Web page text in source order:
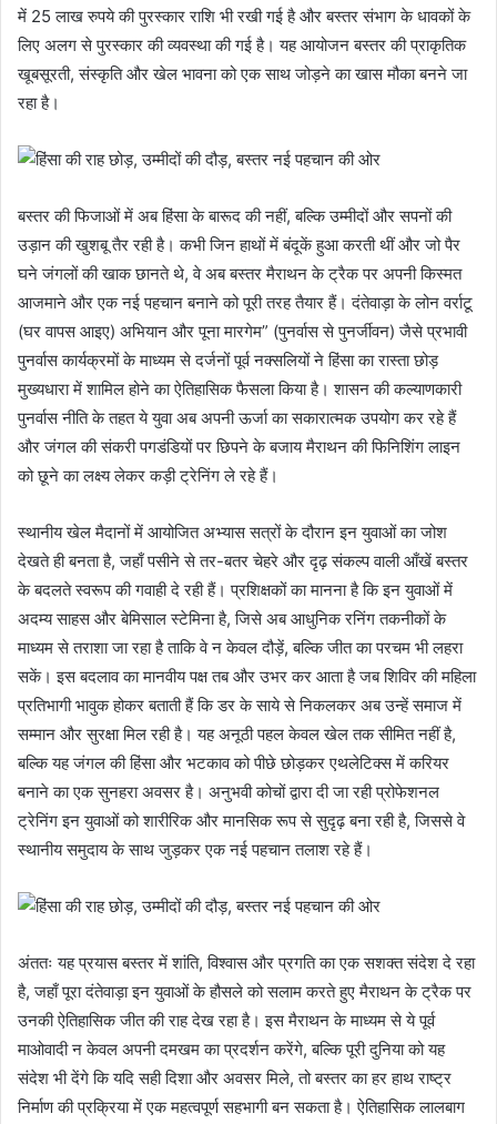
में 25 लाख रुपये की पुरस्कार राशि भी रखी गई है और बस्तर संभाग के धावकों के
लिए अलग से पुरस्कार की व्यवस्था की गई है। यह आयोजन बस्तर की प्राकृतिक
खूबसूरती, संस्कृति और खेल भावना को एक साथ जोड़ने का खास मौका बनने जा
रहा है।
बस्तर की फिजाओं में अब हिंसा के बारूद की नहीं, बल्कि उम्मीदों और सपनों की
उड़ान की खुशबू तैर रही है। कभी जिन हाथों में बंदूकें हुआ करती थीं और जो पैर
घने जंगलों की खाक छानते थे, वे अब बस्तर मैराथन के ट्रैक पर अपनी किस्मत
आजमाने और एक नई पहचान बनाने को पूरी तरह तैयार हैं। दंतेवाड़ा के लोन वर्राटू
(घर वापस आइए) अभियान और पूना मारगेम” (पुनर्वास से पुनर्जीवन) जैसे प्रभावी
पुनर्वास कार्यक्रमों के माध्यम से दर्जनों पूर्व नक्सलियों ने हिंसा का रास्ता छोड़
मुख्यधारा में शामिल होने का ऐतिहासिक फैसला किया है। शासन की कल्याणकारी
पुनर्वास नीति के तहत ये युवा अब अपनी ऊर्जा का सकारात्मक उपयोग कर रहे हैं
और जंगल की संकरी पगडंडियों पर छिपने के बजाय मैराथन की फिनिशिंग लाइन
को छूने का लक्ष्य लेकर कड़ी ट्रेनिंग ले रहे हैं।
स्थानीय खेल मैदानों में आयोजित अभ्यास सत्रों के दौरान इन युवाओं का जोश
देखते ही बनता है, जहाँ पसीने से तर-बतर चेहरे और दृढ़ संकल्प वाली आँखें बस्तर
के बदलते स्वरूप की गवाही दे रही हैं। प्रशिक्षकों का मानना है कि इन युवाओं में
अदम्य साहस और बेमिसाल स्टेमिना है, जिसे अब आधुनिक रनिंग तकनीकों के
माध्यम से तराशा जा रहा है ताकि वे न केवल दौड़ें, बल्कि जीत का परचम भी लहरा
सकें। इस बदलाव का मानवीय पक्ष तब और उभर कर आता है जब शिविर की महिला
प्रतिभागी भावुक होकर बताती हैं कि डर के साये से निकलकर अब उन्हें समाज में
सम्मान और सुरक्षा मिल रही है। यह अनूठी पहल केवल खेल तक सीमित नहीं है,
बल्कि यह जंगल की हिंसा और भटकाव को पीछे छोड़कर एथलेटिक्स में करियर
बनाने का एक सुनहरा अवसर है। अनुभवी कोचों द्वारा दी जा रही प्रोफेशनल
ट्रेनिंग इन युवाओं को शारीरिक और मानसिक रूप से सुदृढ़ बना रही है, जिससे वे
स्थानीय समुदाय के साथ जुड़कर एक नई पहचान तलाश रहे हैं।
अंततः यह प्रयास बस्तर में शांति, विश्वास और प्रगति का एक सशक्त संदेश दे रहा
है, जहाँ पूरा दंतेवाड़ा इन युवाओं के हौसले को सलाम करते हुए मैराथन के ट्रैक पर
उनकी ऐतिहासिक जीत की राह देख रहा है। इस मैराथन के माध्यम से ये पूर्व
माओवादी न केवल अपनी दमखम का प्रदर्शन करेंगे, बल्कि पूरी दुनिया को यह
संदेश भी देंगे कि यदि सही दिशा और अवसर मिले, तो बस्तर का हर हाथ राष्ट्र
निर्माण की प्रक्रिया में एक महत्वपूर्ण सहभागी बन सकता है। ऐतिहासिक लालबाग